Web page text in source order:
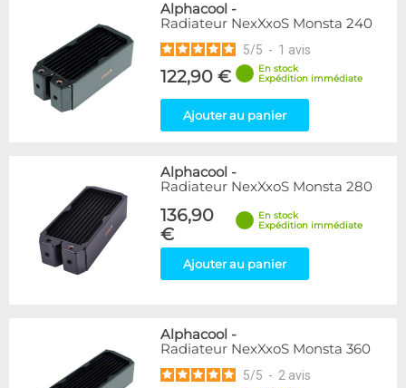
Alphacool -
Radiateur NexXxoS Monsta 240
5/5 - 1 avis
122,90 €
En stock
Expédition immédiate
Ajouter au panier
Alphacool -
Radiateur NexXxoS Monsta 280
136,90
€
En stock
Expédition immédiate
Ajouter au panier
Alphacool -
Radiateur NexXxoS Monsta 360
5/5 - 2 avis